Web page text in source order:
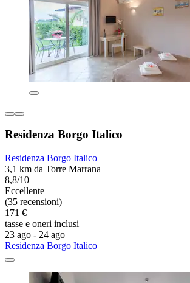
Residenza Borgo Italico
Residenza Borgo Italico
3,1 km da Torre Marrana
8,8/10
Eccellente
(35 recensioni)
171 €
tasse e oneri inclusi
23 ago - 24 ago
Residenza Borgo Italico